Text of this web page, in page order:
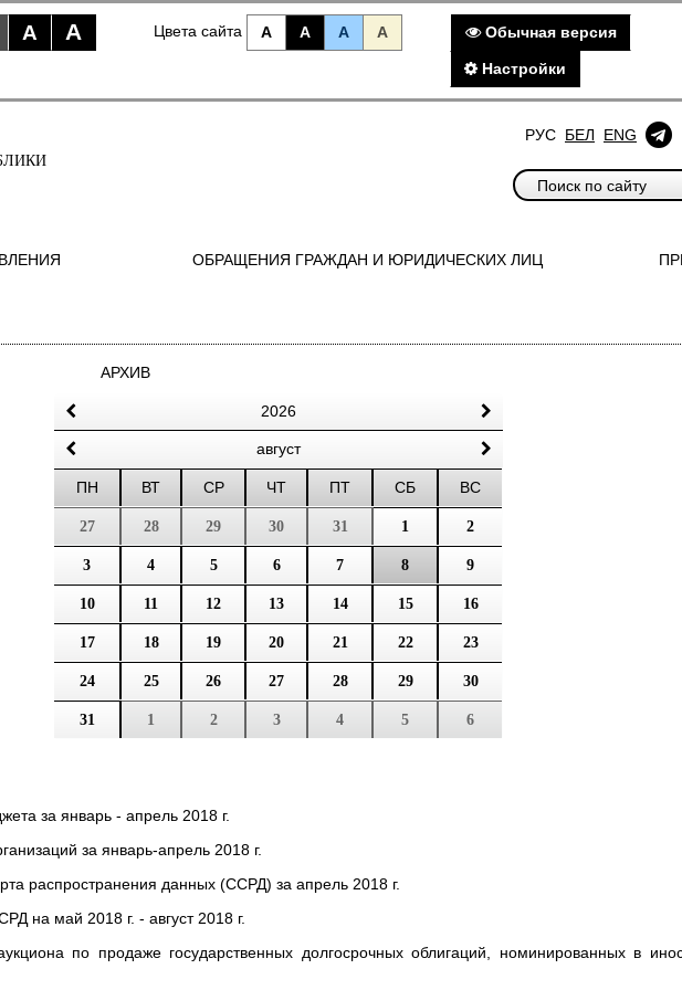
A A Цвета сайта A A A A Обычная версия
Настройки
РУС БЕЛ ENG
ОБРАЩЕНИЯ ГРАЖДАН И ЮРИДИЧЕСКИХ ЛИЦ
АРХИВ
2026
август
ПН ВТ СР ЧТ ПТ СБ ВС
27 28 29 30 31 1 2
3 4 5 6 7 8 9
10 11 12 13 14 15 16
17 18 19 20 21 22 23
24 25 26 27 28 29 30
31 1 2 3 4 5 6
за январь - апрель 2018 г.
за январь-апрель 2018 г.
распространения данных (ССРД) за апрель 2018 г.
на май 2018 г. - август 2018 г.
по продаже государственных долгосрочных облигаций, номинированных в